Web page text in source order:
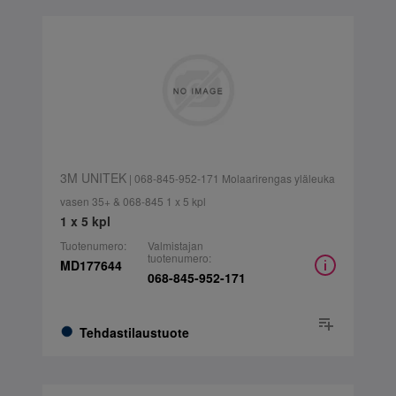
3M UNITEK| 068-845-952-171 Molaarirengas yläleuka
vasen 35+ & 068-845 1 x 5 kpl
1 x 5 kpl
Tuotenumero:
MD177644
Tehdastilaustuote
Valmistajan
tuotenumero:
068-845-952-171